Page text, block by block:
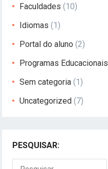
Faculdades (10)
Idiomas (1)
Portal do aluno (2)
Programas Educacionais
Sem categoria (1)
Uncategorized (7)
PESQUISAR:
Pesquisar